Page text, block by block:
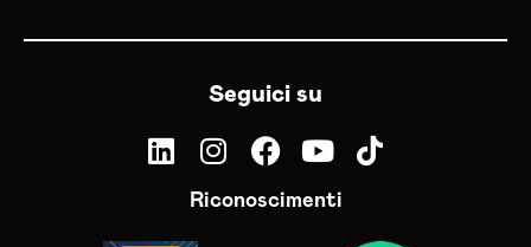
Seguici su
Riconoscimenti